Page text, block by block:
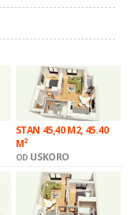
STAN 45,40 M2, 45.40
M2
OD USKORO